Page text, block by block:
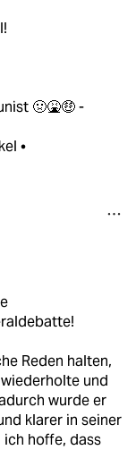
🤢🤮🤑 -
•
Reden halten,
und
wurde er
klarer in seiner
hoffe, dass